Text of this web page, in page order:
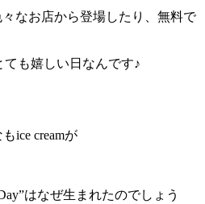
々なお店から登場したり、無料で
も嬉しい日なんです♪
ice creamが
はなぜ生まれたのでしょう